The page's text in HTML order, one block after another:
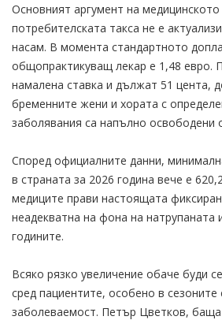
Основният аргумент на
потребителската такса не е
насам. В момента стандартното
общопрактикуващ лекар е 1,48 евро.
намалена ставка и дължат 51 цента,
бременните жени и хората с
заболявания са напълно освободени
Според официалните данни,
в страната за 2026 година вече е
медиците прави настоящата
неадекватна на фона на натрупаната
годините.
Всяко рязко увеличение обаче буди
сред пациентите, особено в сезоните
заболеваемост. Петър Цветков, баща